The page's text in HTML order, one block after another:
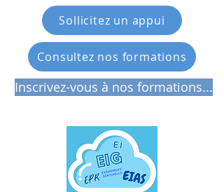
Sollicitez un appui
Consultez nos formations
Inscrivez-vous à nos formations...